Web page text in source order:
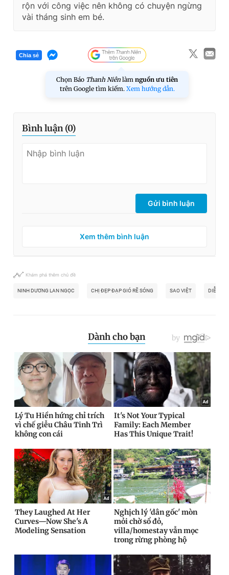
rộn với công việc nên không có chuyện ngừng
vài tháng sinh em bé.
Chia sẻ
Chọn Báo Thanh Niên làm nguồn ưu tiên
trên Google tìm kiếm. Xem hướng dẫn.
Bình luận (0)
Gửi bình luận
Xem thêm bình luận
Khám phá thêm chủ đề
NINH DƯƠNG LAN NGỌC CHỊ ĐẸP ĐẠP GIÓ RẼ SÓNG SAO VIỆT DIỄN